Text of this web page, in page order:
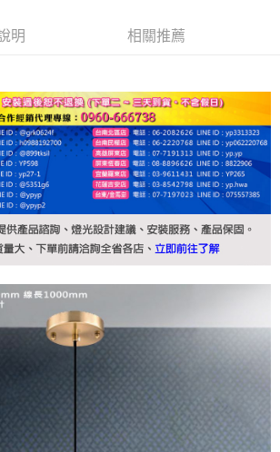
明 相關推薦